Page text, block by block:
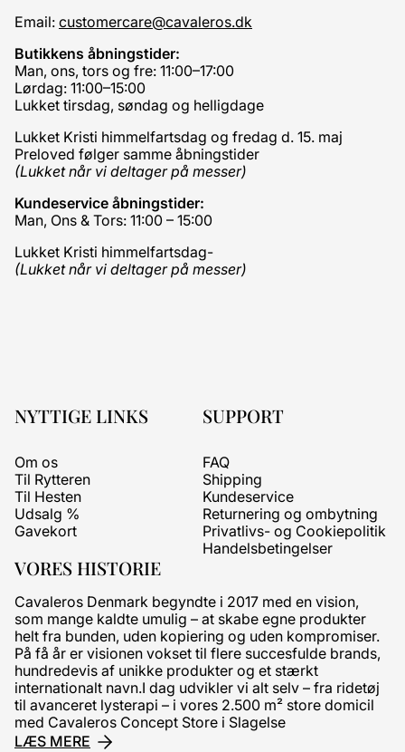
VORES HISTORIE
Cavaleros Denmark begyndte i 2017 med en vision,
som mange kaldte umulig – at skabe egne produkter
helt fra bunden, uden kopiering og uden kompromiser.
På få år er visionen vokset til flere succesfulde brands,
hundredevis af unikke produkter og et stærkt
internationalt navn.I dag udvikler vi alt selv – fra ridetøj
til avanceret lysterapi – i vores 2.500 m² store domicil
med Cavaleros Concept Store i Slagelse
LÆS MERE
Email: customercare@cavaleros.dk
Butikkens åbningstider:
Man, ons, tors og fre: 11:00–17:00
Lørdag: 11:00–15:00
Lukket tirsdag, søndag og helligdage
Lukket Kristi himmelfartsdag og fredag d. 15. maj
Preloved følger samme åbningstider
(Lukket når vi deltager på messer)
Kundeservice åbningstider:
Man, Ons & Tors: 11:00 – 15:00
Lukket Kristi himmelfartsdag-
(Lukket når vi deltager på messer)
NYTTIGE LINKS
Om os
Til Rytteren
Til Hesten
Udsalg %
Gavekort
SUPPORT
FAQ
Shipping
Kundeservice
Returnering og ombytning
Privatlivs- og Cookiepolitik
Handelsbetingelser